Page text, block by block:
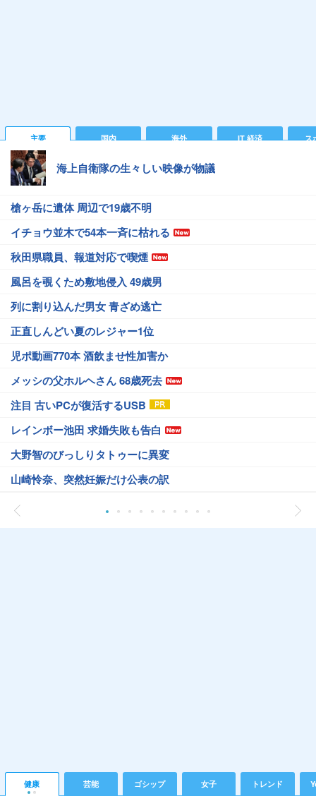
主要 国内 海外 IT 経済 ス
海上自衛隊の生々しい映像が物議
槍ヶ岳に遺体 周辺で19歳不明
イチョウ並木で54本一斉に枯れる
秋田県職員、報道対応で喫煙
風呂を覗くため敷地侵入 49歳男
列に割り込んだ男女 青ざめ逃亡
正直しんどい夏のレジャー1位
児ポ動画770本 酒飲ませ性加害か
メッシの父ホルヘさん 68歳死去
注目 古いPCが復活するUSB
レインボー池田 求婚失敗も告白
大野智のびっしりタトゥーに異変
山崎怜奈、突然妊娠だけ公表の訳
健康 芸能 ゴシップ 女子 トレンド